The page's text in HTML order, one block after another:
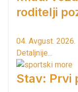
roditelji
04. Avgust. 2026.
Detaljnije...
Stav: Prvi